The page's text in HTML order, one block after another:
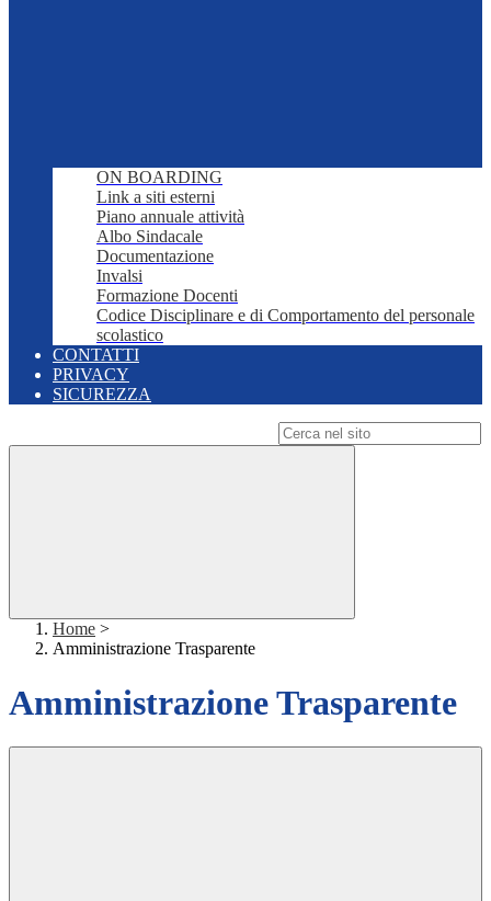
ON BOARDING
Link a siti esterni
Piano annuale attività
Albo Sindacale
Documentazione
Invalsi
Formazione Docenti
Codice Disciplinare e di Comportamento del personale
scolastico
CONTATTI
PRIVACY
SICUREZZA
Home >
Amministrazione Trasparente
Amministrazione Trasparente